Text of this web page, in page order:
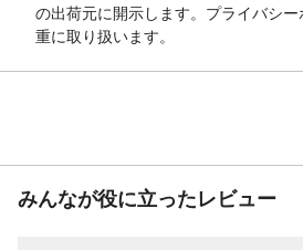
の出荷元に開示します。プライバシ
重に取り扱います。
みんなが役に立ったレビュー